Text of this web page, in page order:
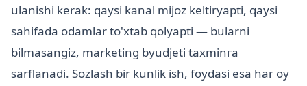
ulanishi kerak: qaysi kanal mijoz keltiryapti, qaysi
sahifada odamlar to'xtab qolyapti — bularni
bilmasangiz, marketing byudjeti taxminга
sarflanadi. Sozlash bir kunlik ish, foydasi esa har oy